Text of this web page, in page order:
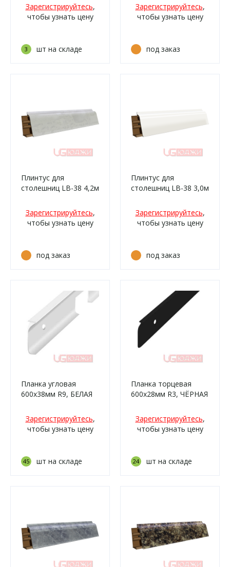
итальянский (3027м,
3027г, 0437, 2349м,
730м, 730г,
Зарегистрируйтесь,
чтобы узнать цену
3 шт на складе
(132м/339)
Зарегистрируйтесь,
чтобы узнать цену
под заказ
Плинтус для
столешниц LB-38 4,2м
(905м, 905г/476)
Зарегистрируйтесь,
чтобы узнать цену
под заказ
Плинтус для
столешниц LB-38 3,0м
(10м, 801м/476)
Зарегистрируйтесь,
чтобы узнать цену
под заказ
Планка угловая
600х38мм R9, БЕЛАЯ
Зарегистрируйтесь,
чтобы узнать цену
45 шт на складе
Планка торцевая
600х28мм R3, ЧЁРНАЯ
Зарегистрируйтесь,
чтобы узнать цену
24 шт на складе